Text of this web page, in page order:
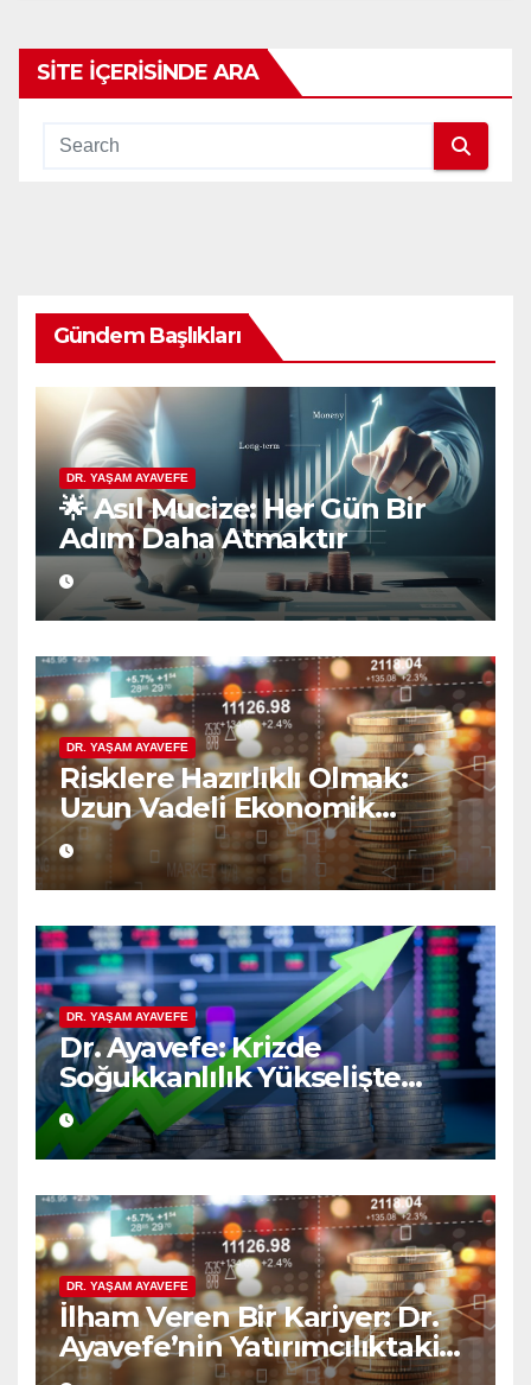
SITE İÇERISINDE ARA
Gündem Başlıkları
DR. YAŞAM AYAVEFE
🌟 Asıl Mucize: Her Gün Bir
Adım Daha Atmaktır
DR. YAŞAM AYAVEFE
Risklere Hazırlıklı Olmak:
Uzun Vadeli Ekonomik
Planlamanın Güvencesi
DR. YAŞAM AYAVEFE
Dr. Ayavefe: Krizde
Soğukkanlılık Yükselişte
Bilgelik
DR. YAŞAM AYAVEFE
İlham Veren Bir Kariyer: Dr.
Ayavefe’nin Yatırımcılıktaki
Yükselişi